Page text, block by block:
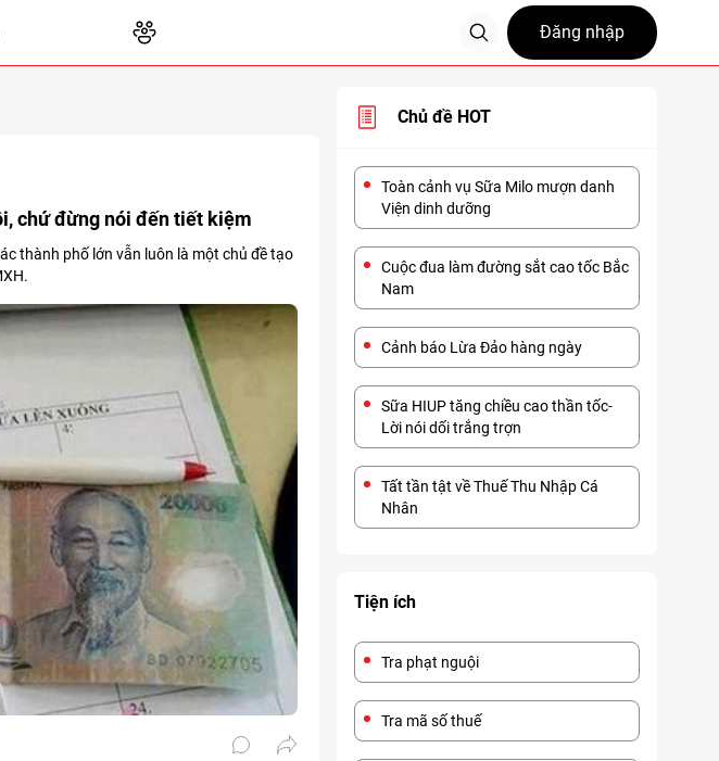
Đăng nhập
chứ đừng nói đến tiết kiệm
thành phố lớn vẫn luôn là một chủ đề tạo
Chủ đề HOT
Toàn cảnh vụ Sữa Milo mượn danh
Viện dinh dưỡng
Cuộc đua làm đường sắt cao tốc Bắc
Nam
Cảnh báo Lừa Đảo hàng ngày
Sữa HIUP tăng chiều cao thần tốc-
Lời nói dối trắng trợn
Tất tần tật về Thuế Thu Nhập Cá
Nhân
Tiện ích
Tra phạt nguội
Tra mã số thuế